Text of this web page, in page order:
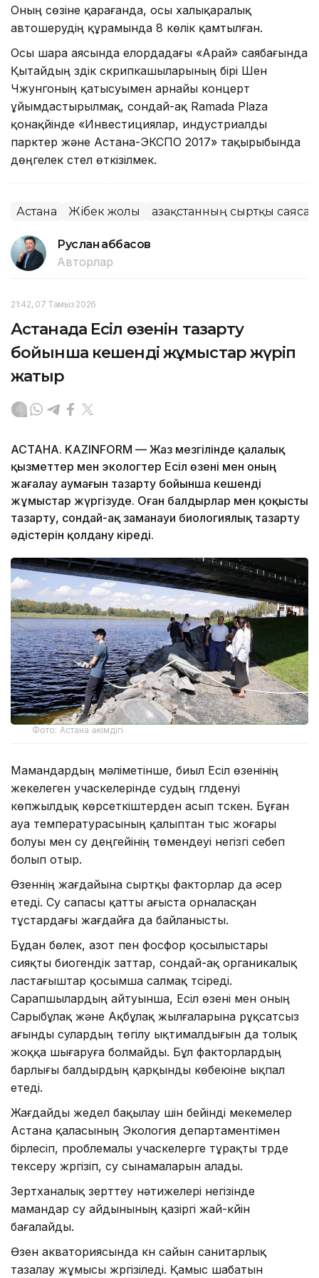
Оның сөзіне қарағанда, осы халықаралық
автошерудің құрамында 8 көлік қамтылған.
Осы шара аясында елордадағы «Арай» саябағында
Қытайдың үздік скрипкашыларының бірі Шен
Чжунгоның қатысуымен арнайы концерт
ұйымдастырылмақ, сондай-ақ Ramada Plaza
қонақүйінде «Инвестициялар, индустриалды
парктер және Астана-ЭКСПО 2017» тақырыбында
дөңгелек үстел өткізілмек.
Астана Жібек жолы Қазақстанның сыртқы
Руслан Ғаббасов
Авторлар
21:42, 07 Тамыз 2026
Астанада Есіл өзенін тазарту
бойынша кешенді жұмыстар жүріп
жатыр
АСТАНА. KAZINFORM — Жаз мезгілінде қалалық
қызметтер мен экологтер Есіл өзені мен оның
жағалау аумағын тазарту бойынша кешенді
жұмыстар жүргізуде. Оған балдырлар мен қоқысты
тазарту, сондай-ақ заманауи биологиялық тазарту
әдістерін қолдану кіреді.
Фото: Астана әкімдігі
Мамандардың мәліметінше, биыл Есіл өзенінің
жекелеген учаскелерінде судың гүлденуі
көпжылдық көрсеткіштерден асып түскен. Бұған
ауа температурасының қалыптан тыс жоғары
болуы мен су деңгейінің төмендеуі негізгі себеп
болып отыр.
Өзеннің жағдайына сыртқы факторлар да әсер
етеді. Су сапасы қатты ағыста орналасқан
тұстардағы жағдайға да байланысты.
Бұдан бөлек, азот пен фосфор қосылыстары
сияқты биогендік заттар, сондай-ақ органикалық
ластағыштар қосымша салмақ түсіреді.
Сарапшылардың айтуынша, Есіл өзені мен оның
Сарыбұлақ және Ақбұлақ жылғаларына рұқсатсыз
ағынды сулардың төгілу ықтималдығын да толық
жоққа шығаруға болмайды. Бұл факторлардың
барлығы балдырдың қарқынды көбеюіне ықпал
етеді.
Жағдайды жедел бақылау үшін бейінді мекемелер
Астана қаласының Экология департаментімен
бірлесіп, проблемалы учаскелерге тұрақты түрде
тексеру жүргізіп, су сынамаларын алады.
Зертханалық зерттеу нәтижелері негізінде
мамандар су айдынының қазіргі жай-күйін
бағалайды.
Өзен акваториясында күн сайын санитарлық
тазалау жұмысы жүргізіледі. Қамыс шабатын